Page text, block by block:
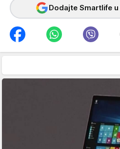
Dodajte Smartlife